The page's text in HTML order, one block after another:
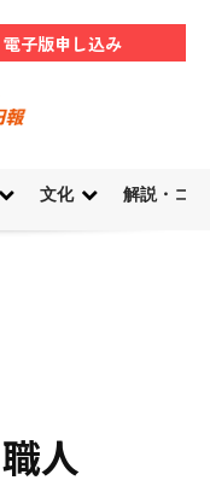
電子版申し込み
文化 解説・コ
人